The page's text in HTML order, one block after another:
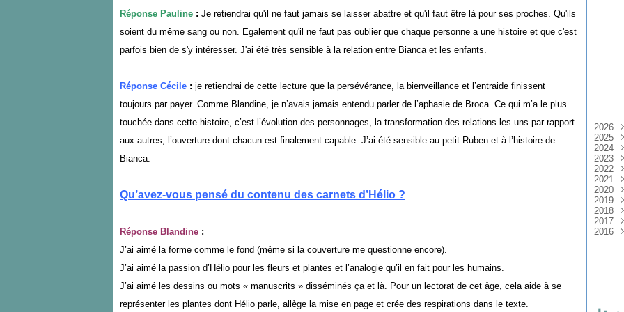
Réponse Pauline : Je retiendrai qu'il ne faut jamais se laisser abattre et qu'il faut être là pour ses proches. Qu'ils
soient du même sang ou non. Egalement qu'il ne faut pas oublier que chaque personne a une histoire et que c'est
parfois bien de s'y intéresser. J'ai été très sensible à la relation entre Bianca et les enfants.
Réponse Cécile : je retiendrai de cette lecture que la persévérance, la bienveillance et l’entraide finissent
toujours par payer. Comme Blandine, je n’avais jamais entendu parler de l’aphasie de Broca. Ce qui m’a le plus
touchée dans cette histoire, c’est l’évolution des personnages, la transformation des relations les uns par rapport
aux autres, l’ouverture dont chacun est finalement capable. J’ai été sensible au petit Ruben et à l’histoire de
Bianca.
Qu’avez-vous pensé du contenu des carnets d’Hélio ?
Réponse Blandine :
J’ai aimé la forme comme le fond (même si la couverture me questionne encore).
J’ai aimé la passion d’Hélio pour les fleurs et plantes et l’analogie qu’il en fait pour les humains.
J’ai aimé les dessins ou mots « manuscrits » disséminés ça et là. Pour un lectorat de cet âge, cela aide à se
représenter les plantes dont Hélio parle, allège la mise en page et crée des respirations dans le texte.
2026
Avril
Mars
2025
Août
Mai
Avril
Mars
2024
2023
Juin
Avril
Mars
2022
Juin
Avril
Mars
2021
Août
Mai
2020
Août
2019
2018
2017
2016